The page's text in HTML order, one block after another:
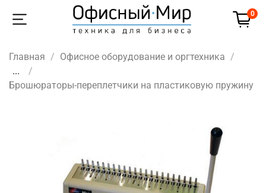
0
Главная
Офисное оборудование и оргтехника
...
Брошюраторы-переплетчики на пластиковую пружину